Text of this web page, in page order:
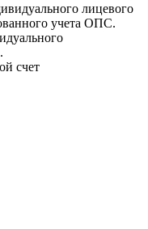
лицевого
учета ОПС.
счет